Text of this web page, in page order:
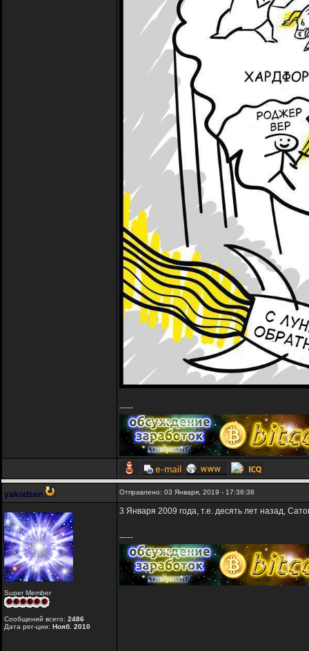
-----
yakodsen Отправлено: 03 Января, 2019 - 17:36:38
Super Member
Сообщений всего: 2486
Дата рег-ции: Нояб. 2010
3 Января 2009 года, т.е. десять лет назад,
-----